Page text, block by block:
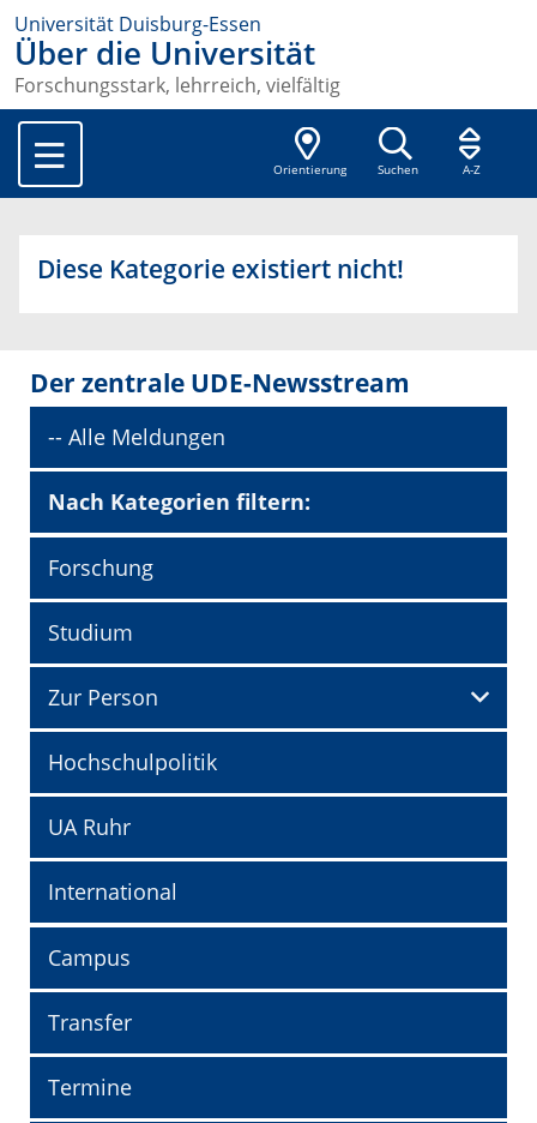
Universität Duisburg-Essen
Über die Universität
Forschungsstark, lehrreich, vielfältig
Orientierung Suchen A-Z
Diese Kategorie existiert nicht!
Der zentrale UDE-Newsstream
-- Alle Meldungen
Nach Kategorien filtern:
Forschung
Studium
Zur Person
Hochschulpolitik
UA Ruhr
International
Campus
Transfer
Termine